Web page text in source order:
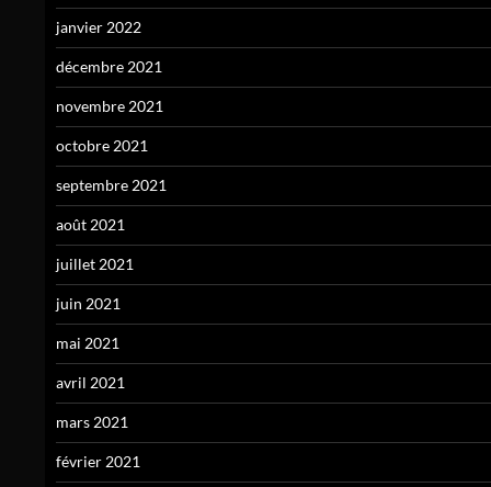
janvier 2022
décembre 2021
novembre 2021
octobre 2021
septembre 2021
août 2021
juillet 2021
juin 2021
mai 2021
avril 2021
mars 2021
février 2021